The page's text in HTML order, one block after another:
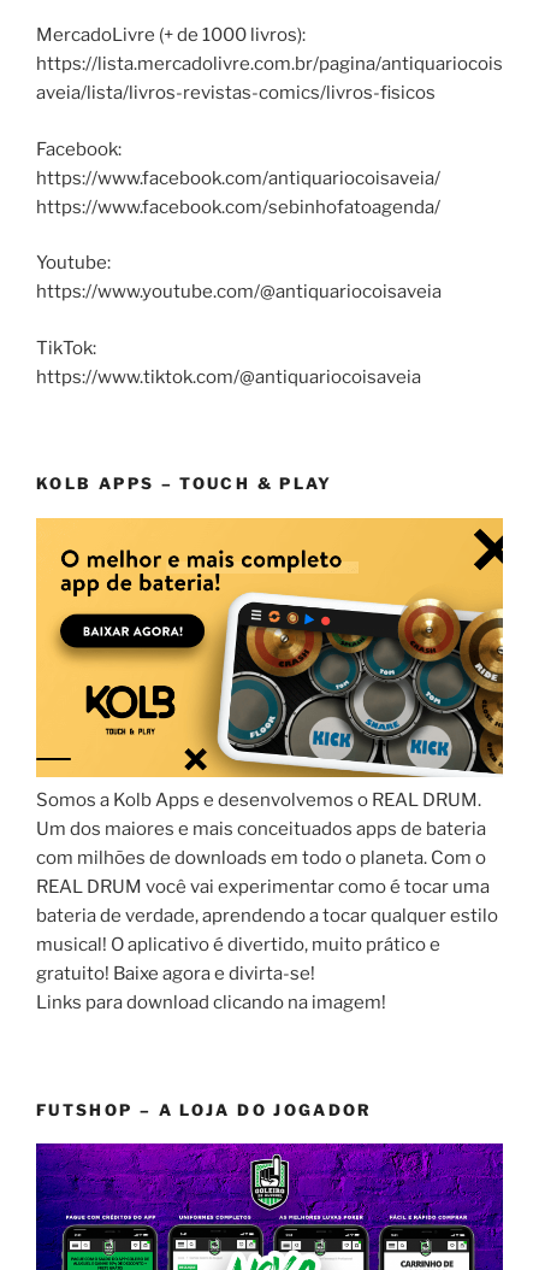
MercadoLivre (+ de 1000 livros):
https://lista.mercadolivre.com.br/pagina/antiquariocois
aveia/lista/livros-revistas-comics/livros-fisicos
Facebook:
https://www.facebook.com/antiquariocoisaveia/
https://www.facebook.com/sebinhofatoagenda/
Youtube:
https://www.youtube.com/@antiquariocoisaveia
TikTok:
https://www.tiktok.com/@antiquariocoisaveia
KOLB APPS – TOUCH & PLAY
Somos a Kolb Apps e desenvolvemos o REAL DRUM.
Um dos maiores e mais conceituados apps de bateria
com milhões de downloads em todo o planeta. Com o
REAL DRUM você vai experimentar como é tocar uma
bateria de verdade, aprendendo a tocar qualquer estilo
musical! O aplicativo é divertido, muito prático e
gratuito! Baixe agora e divirta-se!
Links para download clicando na imagem!
FUTSHOP – A LOJA DO JOGADOR